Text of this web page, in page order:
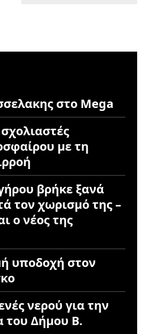
στο Mega
σχολιαστές
με τη
βρήκε ξανά
τον χωρισμό της –
ο νέος της
υποδοχή στον
νερού για την
του Δήμου Β.